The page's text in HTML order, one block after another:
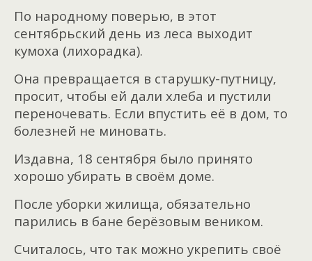
По народному поверью, в этот
сентябрьский день из леса выходит
кумоха (лихорадка).
Она превращается в старушку-путницу,
просит, чтобы ей дали хлеба и пустили
переночевать. Если впустить её в дом, то
болезней не миновать.
Издавна, 18 сентября было принято
хорошо убирать в своём доме.
После уборки жилища, обязательно
парились в бане берёзовым веником.
Считалось, что так можно укрепить своё